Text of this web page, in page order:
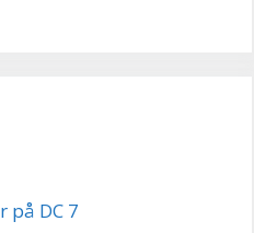
på DC 7